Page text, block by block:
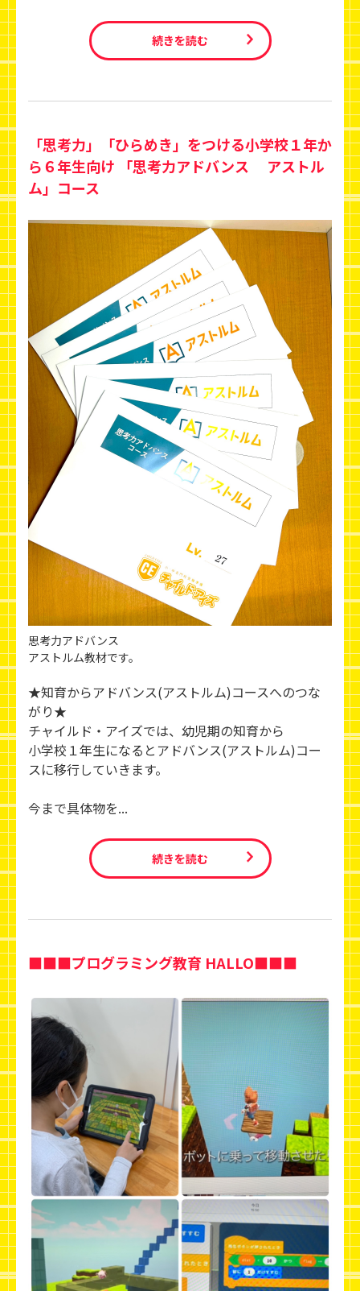
続きを読む
「思考力」「ひらめき」をつける小学校１年か
ら６年生向け 「思考力アドバンス アストル
ム」コース
思考力アドバンス
アストルム教材です。
★知育からアドバンス(アストルム)コースへのつな
がり★
チャイルド・アイズでは、幼児期の知育から
小学校１年生になるとアドバンス(アストルム)コー
スに移行していきます。
今まで具体物を...
続きを読む
■■■プログラミング教育 HALLO■■■